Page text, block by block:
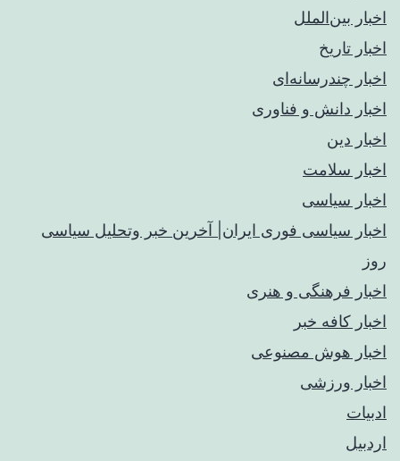
اخبار بین‌الملل
اخبار تاریخ
اخبار چندرسانه‌ای
اخبار دانش و فناوری
اخبار دین
اخبار سلامت
اخبار سیاسی
اخبار سیاسی فوری ایران| آخرین خبر وتحلیل سیاسی
روز
اخبار فرهنگی و هنری
اخبار کافه خبر
اخبار هوش مصنوعی
اخبار ورزشی
ادبیات
اردبیل